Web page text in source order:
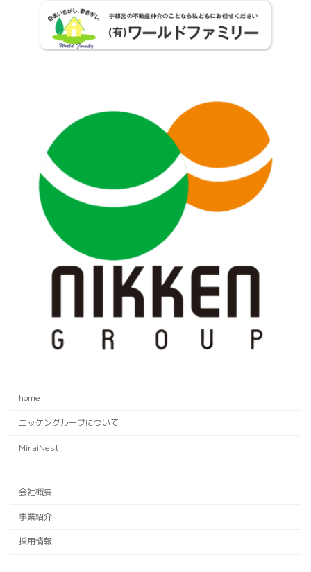
home
ニッケングループについて
MiraiNest
会社概要
事業紹介
採用情報